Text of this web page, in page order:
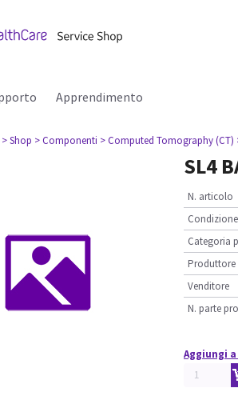
Apprendimento
> Shop > Componenti > Computed Tomography (CT)
SL4
N. articolo
Condizione
Categoria
Produttore
Venditore
N. parte
Aggiungi